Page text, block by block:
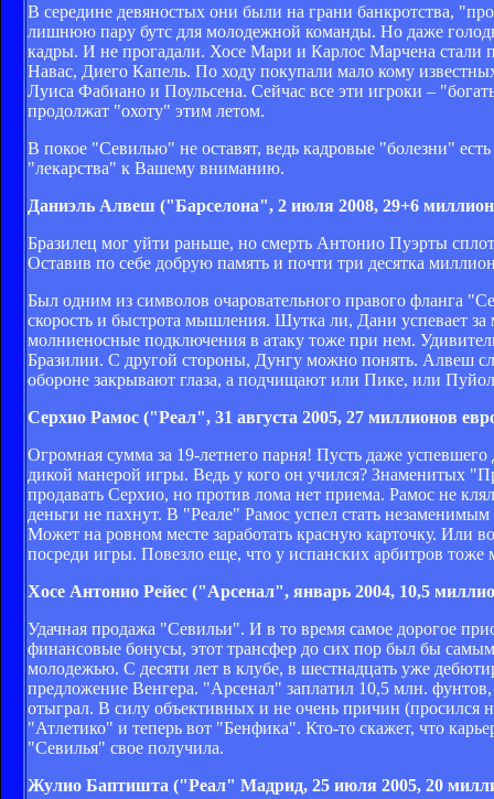
В середине девяностых они были на грани банкротства,
лишнюю пару бутс для молодежной команды. Но даже
кадры. И не прогадали. Хосе Мари и Карлос Марчена
Навас, Диего Капель. По ходу покупали мало кому
Луиса Фабиано и Поульсена. Сейчас все эти игроки –
продолжат "охоту" этим летом.
В покое "Севилью" не оставят, ведь кадровые "болезни"
"лекарства" к Вашему вниманию.
Даниэль Алвеш ("Барселона", 2 июля 2008, 29+6
Бразилец мог уйти раньше, но смерть Антонио Пуэрты
Оставив по себе добрую память и почти три десятка
Был одним из символов очаровательного правого фланга
скорость и быстрота мышления. Шутка ли, Дани успевает
молниеносные подключения в атаку тоже при нем.
Бразилии. С другой стороны, Дунгу можно понять. Алвеш
обороне закрывают глаза, а подчищают или Пике, или
Серхио Рамос ("Реал", 31 августа 2005, 27 миллионов
Огромная сумма за 19-летнего парня! Пусть даже
дикой манерой игры. Ведь у кого он учился? Знаменитых
продавать Серхио, но против лома нет приема. Рамос не
деньги не пахнут. В "Реале" Рамос успел стать
Может на ровном месте заработать красную карточку. Или
посреди игры. Повезло еще, что у испанских арбитров тоже
Хосе Антонио Рейес ("Арсенал", январь 2004, 10,5
Удачная продажа "Севильи". И в то время самое дорогое
финансовые бонусы, этот трансфер до сих пор был бы
молодежью. С десяти лет в клубе, в шестнадцать уже
предложение Венгера. "Арсенал" заплатил 10,5 млн.
отыграл. В силу объективных и не очень причин (просился
"Атлетико" и теперь вот "Бенфика". Кто-то скажет, что
"Севилья" свое получила.
Жулио Баптишта ("Реал" Мадрид, 25 июля 2005, 20